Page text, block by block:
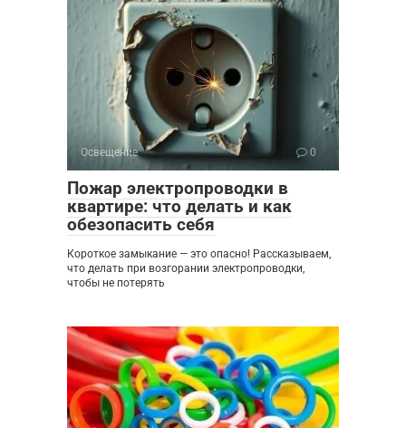
Освещение 0
Пожар электропроводки в
квартире: что делать и как
обезопасить себя
Короткое замыкание — это опасно! Рассказываем,
что делать при возгорании электропроводки,
чтобы не потерять